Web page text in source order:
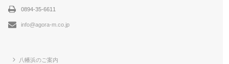
0894-35-6611
info@agora-m.co.jp
八幡浜のご案内